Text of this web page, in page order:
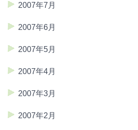
2007年7月
2007年6月
2007年5月
2007年4月
2007年3月
2007年2月